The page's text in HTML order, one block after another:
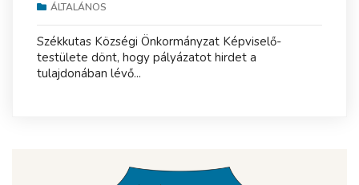
ÁLTALÁNOS
Székkutas Községi Önkormányzat Képviselő-
testülete dönt, hogy pályázatot hirdet a
tulajdonában lévő...